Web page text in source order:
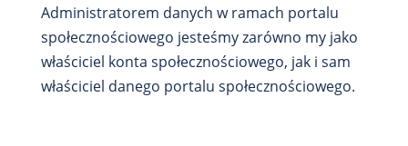
Administratorem danych w ramach portalu
społecznościowego jesteśmy zarówno my jako
właściciel konta społecznościowego, jak i sam
właściciel danego portalu społecznościowego.